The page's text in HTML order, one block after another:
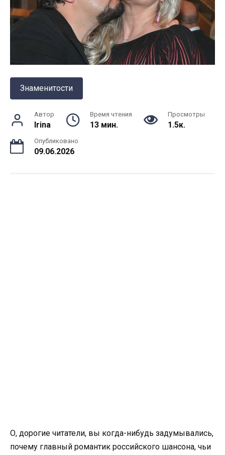
Знаменитости
Автор
Irina
Время чтения
13 мин.
Просмотры
1.5к.
Опубликовано
09.06.2026
О, дорогие читатели, вы когда-нибудь задумывались,
почему главный романтик российского шансона, чьи